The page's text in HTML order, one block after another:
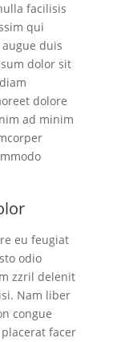
facilisis
qui
duis
dolor sit
dolore
ad minim
eu feugiat
odio
zzril delenit
Nam liber
congue
facer